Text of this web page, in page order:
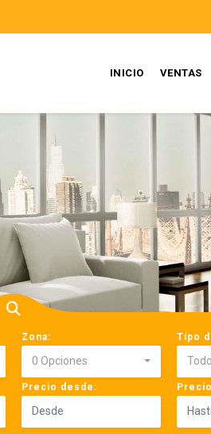
INICIO VENTAS
Zona:
0 Opciones
Tipo
Precio desde: